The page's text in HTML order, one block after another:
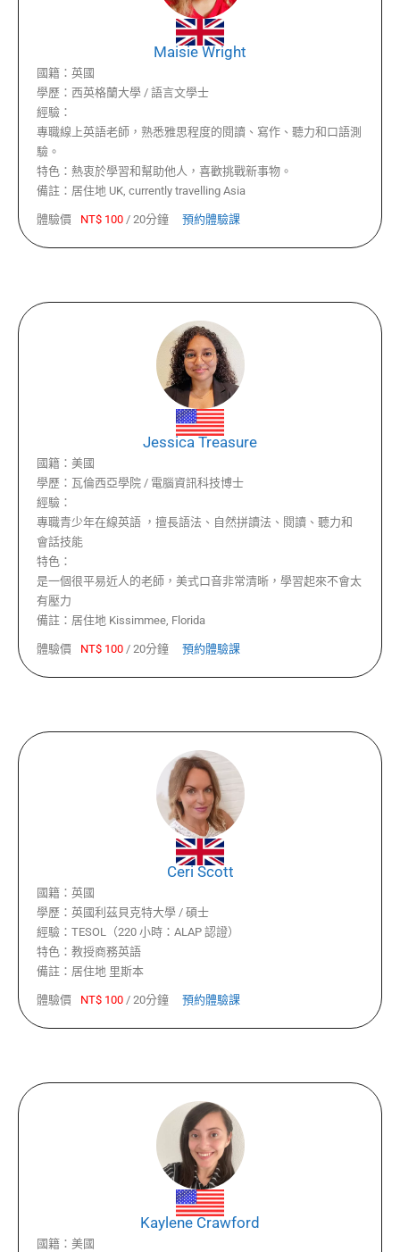
Maisie Wright
國籍： 英國
學歷： 西英格蘭大學 / 語言文學士
經驗：
專職線上英語老師，熟悉雅思程度的閱讀、寫作、聽力和口語測
驗。
特色： 熱衷於學習和幫助他人，喜歡挑戰新事物。
備註： 居住地 UK, currently travelling Asia
體驗價 NT$ 100 / 20分鐘 預約體驗課
Jessica Treasure
國籍： 美國
學歷： 瓦倫西亞學院 / 電腦資訊科技博士
經驗：
專職青少年在線英語 ，擅長語法、自然拼讀法、閱讀、聽力和
會話技能
特色：
是一個很平易近人的老師，美式口音非常清晰，學習起來不會太
有壓力
備註： 居住地 Kissimmee, Florida
體驗價 NT$ 100 / 20分鐘 預約體驗課
Ceri Scott
國籍： 英國
學歷： 英國利茲貝克特大學 / 碩士
經驗： TESOL（220 小時：ALAP 認證）
特色： 教授商務英語
備註： 居住地 里斯本
體驗價 NT$ 100 / 20分鐘 預約體驗課
Kaylene Crawford
國籍： 美國